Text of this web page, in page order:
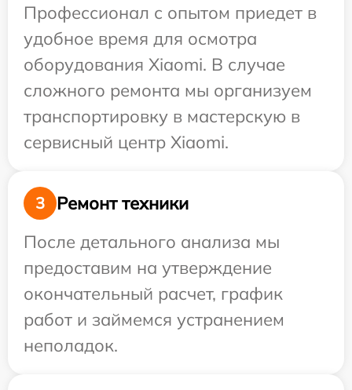
Профессионал с опытом приедет в
удобное время для осмотра
оборудования Xiaomi. В случае
сложного ремонта мы организуем
транспортировку в мастерскую в
сервисный центр Xiaomi.
3
Ремонт техники
После детального анализа мы
предоставим на утверждение
окончательный расчет, график
работ и займемся устранением
неполадок.